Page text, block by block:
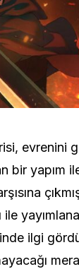
evrenini
bir yapım
ile
ilgi